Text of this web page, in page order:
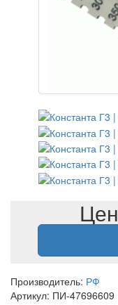
Производитель: РФ
Артикул: ПИ-47696609